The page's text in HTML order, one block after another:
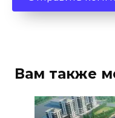
Вам также